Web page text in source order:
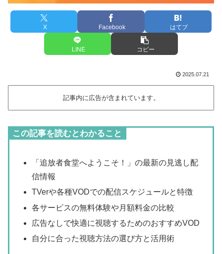
X Facebook はてブ
LINE コピー
2025.07.21
記事内に広告が含まれています。
この記事を読むとわかること
「追放者食堂へようこそ！」の最新の見逃し配
信情報
TVerや各種VODでの配信スケジュールと特徴
各サービスの無料体験や月額料金の比較
広告なしで快適に視聴するためのおすすめVOD
自分に合った視聴方法の選び方と活用術